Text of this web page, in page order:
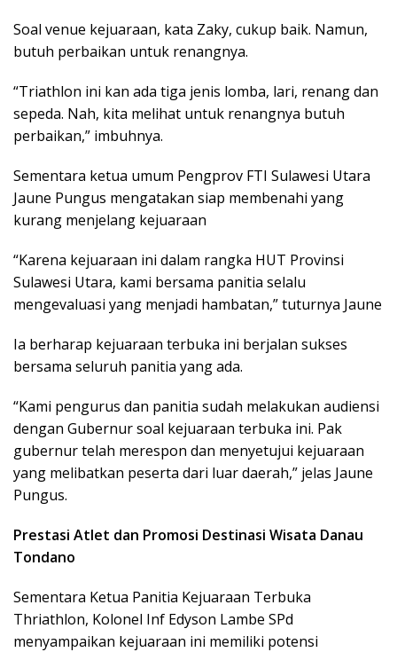
Soal venue kejuaraan, kata Zaky, cukup baik. Namun,
butuh perbaikan untuk renangnya.
“Triathlon ini kan ada tiga jenis lomba, lari, renang dan
sepeda. Nah, kita melihat untuk renangnya butuh
perbaikan,” imbuhnya.
Sementara ketua umum Pengprov FTI Sulawesi Utara
Jaune Pungus mengatakan siap membenahi yang
kurang menjelang kejuaraan
“Karena kejuaraan ini dalam rangka HUT Provinsi
Sulawesi Utara, kami bersama panitia selalu
mengevaluasi yang menjadi hambatan,” tuturnya Jaune
Ia berharap kejuaraan terbuka ini berjalan sukses
bersama seluruh panitia yang ada.
“Kami pengurus dan panitia sudah melakukan audiensi
dengan Gubernur soal kejuaraan terbuka ini. Pak
gubernur telah merespon dan menyetujui kejuaraan
yang melibatkan peserta dari luar daerah,” jelas Jaune
Pungus.
Prestasi Atlet dan Promosi Destinasi Wisata Danau
Tondano
Sementara Ketua Panitia Kejuaraan Terbuka
Thriathlon, Kolonel Inf Edyson Lambe SPd
menyampaikan kejuaraan ini memiliki potensi